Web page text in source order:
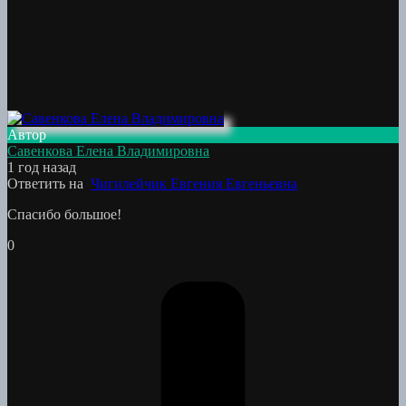
Автор
Савенкова Елена Владимировна
1 год назад
Ответить на Чигилейчик Евгения Евгеньевна
Спасибо большое!
0